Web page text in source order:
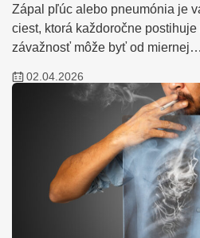
Zápal pľúc alebo pneumónia je
ciest, ktorá každoročne
závažnosť môže byť od miernej…
02.04.2026